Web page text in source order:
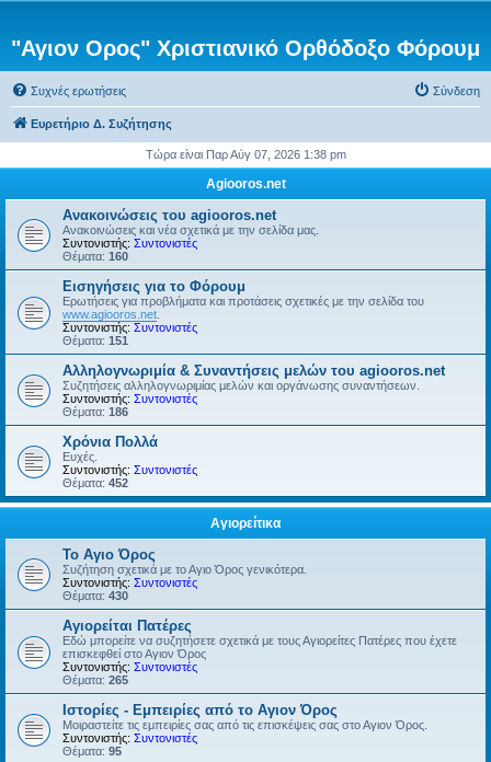
"Αγιον Ορος" Χριστιανικό Ορθόδοξο Φόρουμ
Συχνές ερωτήσεις Σύνδεση
Ευρετήριο Δ. Συζήτησης
Τώρα είναι Παρ Αύγ 07, 2026 1:38 pm
Agiooros.net
Ανακοινώσεις του agiooros.net
Ανακοινώσεις και νέα σχετικά με την σελίδα μας.
Συντονιστής: Συντονιστές
Θέματα: 160
Εισηγήσεις για το Φόρουμ
Ερωτήσεις για προβλήματα και προτάσεις σχετικές με την σελίδα του
www.agiooros.net
Συντονιστής: Συντονιστές
Θέματα: 151
Αλληλογνωριμία & Συναντήσεις μελών του agiooros.net
Συζητήσεις αλληλογνωριμίας μελών και οργάνωσης συναντήσεων.
Συντονιστής: Συντονιστές
Θέματα: 186
Χρόνια Πολλά
Ευχές.
Συντονιστής: Συντονιστές
Θέματα: 452
Αγιορείτικα
Το Αγιο Όρος
Συζήτηση σχετικά με το Αγιο Όρος γενικότερα.
Συντονιστής: Συντονιστές
Θέματα: 430
Αγιορείται Πατέρες
Εδώ μπορείτε να συζητήσετε σχετικά με τους Αγιορείτες Πατέρες που έχετε
επισκεφθεί στο Αγιον Όρος
Συντονιστής: Συντονιστές
Θέματα: 265
Ιστορίες - Εμπειρίες από το Αγιον Όρος
Μοιραστείτε τις εμπειρίες σας από τις επισκέψεις σας στο Αγιον Όρος.
Συντονιστής: Συντονιστές
Θέματα: 95